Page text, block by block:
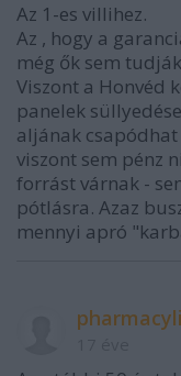
Az 1-es villihez.
Az , hogy a
még ők sem
Viszont a Honvéd
panelek
aljának
viszont sem pénz
forrást várnak -
pótlásra. Azaz
mennyi apró
pharmacyli